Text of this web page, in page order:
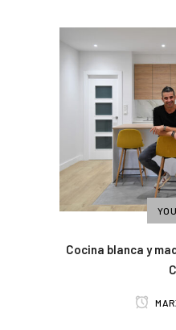
Cocina blanca y